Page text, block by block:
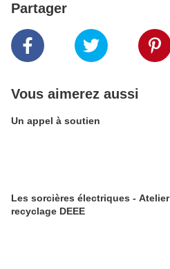
Partager
Vous aimerez aussi
Un appel à soutien
Les sorcières électriques - Atelier
recyclage DEEE